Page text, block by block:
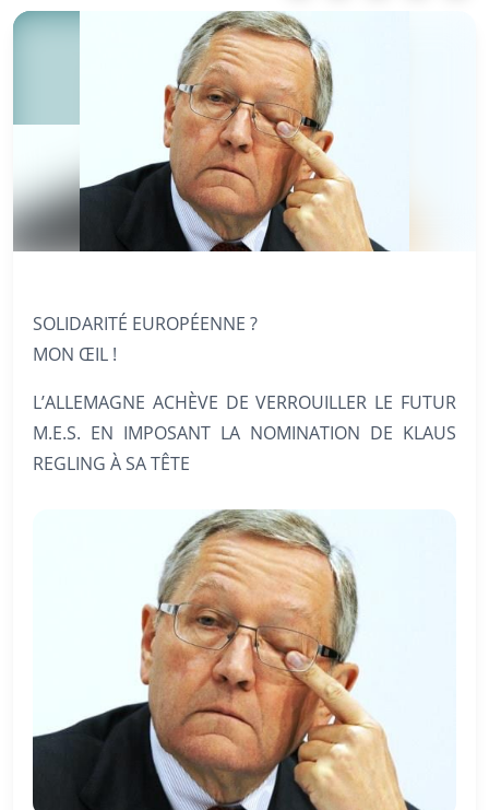
SOLIDARITÉ EUROPÉENNE ?
MON ŒIL !
L’ALLEMAGNE ACHÈVE DE VERROUILLER LE FUTUR
M.E.S. EN IMPOSANT LA NOMINATION DE KLAUS
REGLING À SA TÊTE